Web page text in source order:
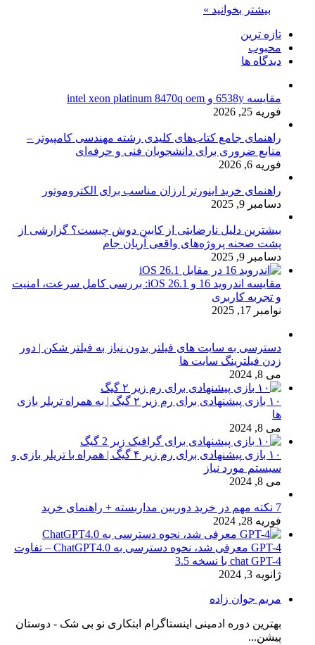
بیشتر بخوانید »
تازه ترین
محبوب
دیدگاه ها
مقایسه 6538y و intel xeon platinum 8470q oem
فوریه 25, 2026
راهنمای جامع کتاب‌های کلیدی رشته مهندسی کامپیوتر –
منابع ضروری برای دانشجویان فنی و حرفه‌ای
فوریه 6, 2026
راهنمای خرید اینورتر ارزان مناسب برای الکتروموتور
دسامبر 9, 2025
بیشترین دلیل نارضایتی از کابین دوش چیست؟ گزارشی از
پشت صحنه پروژه‌های واقعی آریان جام
دسامبر 9, 2025
مقایسه اندروید 16 و iOS 26.1: بررسی کامل سرعت، امنیت
و تجربه کاربری
نوامبر 17, 2025
دسترسی به سایت های فیلتر بدون نیاز به فیلتر شکن | دور
زدن فیلترینگ سایت ها
می 8, 2024
۱۰ بازی پیشنهادی برای رم زیر ۲ گیگ | به همراه تریلر بازی
ها
می 8, 2024
۱۰ بازی پیشنهادی برای رم زیر ۴ گیگ | همراه با تریلر بازی و
سیستم مورد نیاز
می 8, 2024
7 نکته مهم در خرید دوربین مداربسته + راهنمای خرید
فوریه 28, 2024
GPT-4 معرفی شد، نحوه دسترسی به ChatGPT4.0 – تفاوت
chat GPT-4 با نسخه 3.5
ژانویه 3, 2024
مریم جوان زاده
بهترین دوره ادمینی اینستاگرام ابتکاری نو بی شک - دوستان
پیشن...